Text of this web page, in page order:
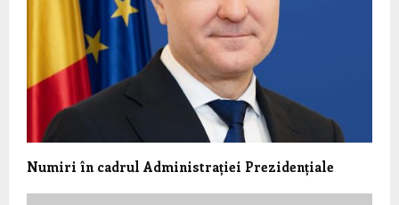
Numiri în cadrul Administrației Prezidențiale